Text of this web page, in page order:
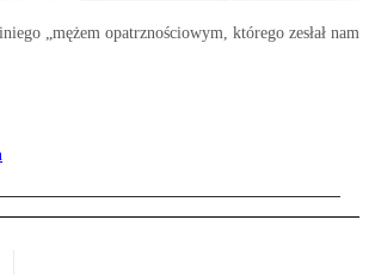
„mężem opatrznościowym, którego zesłał nam